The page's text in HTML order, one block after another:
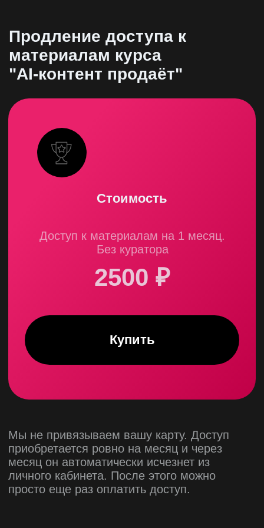
материалам курса
"AI-контент продаёт"
2500 ₽
Стоимость
Купить
Доступ к материалам на 1 месяц.
Без куратора
приобретается ровно на месяц и через
месяц он автоматически исчезнет из
личного кабинета. После этого можно
просто еще раз оплатить доступ.